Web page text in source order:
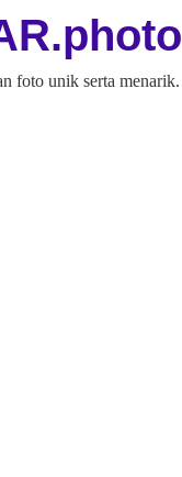
foto unik serta menarik.